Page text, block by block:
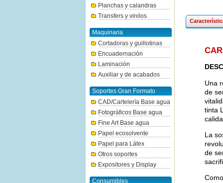
Planchas y calandras
Transfers y vinilos
Maquinaria
Cortadoras y guillotinas
Encuadernación
Laminación
Auxiliar y de acabados
Soportes Gran Formato
CAD/Cartelería Base agua
Fotográficos Base agua
Fine Art Base agua
Papel ecosolvente
Papel para Látex
Otros soportes
Expositores y Display
Consumibles
Una
de
tinta
La
de